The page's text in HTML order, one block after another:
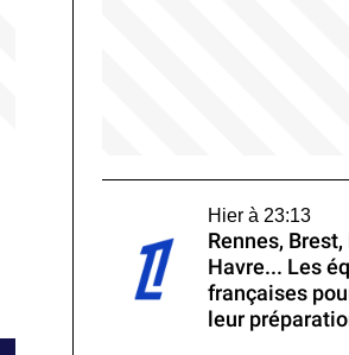
Hier à 23:13
Rennes,
Havre... Les
françaises
leur